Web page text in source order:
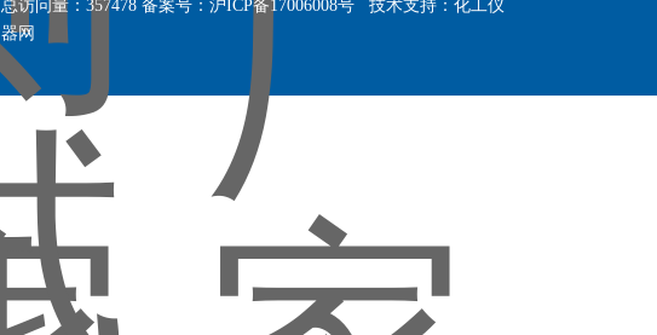
总访问量： 357478 备案号： 沪ICP备17006008号 技术支持： 化工仪
器网